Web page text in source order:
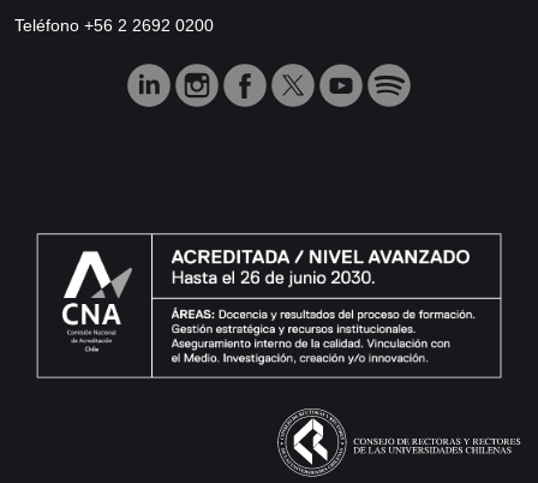
Teléfono +56 2 2692 0200